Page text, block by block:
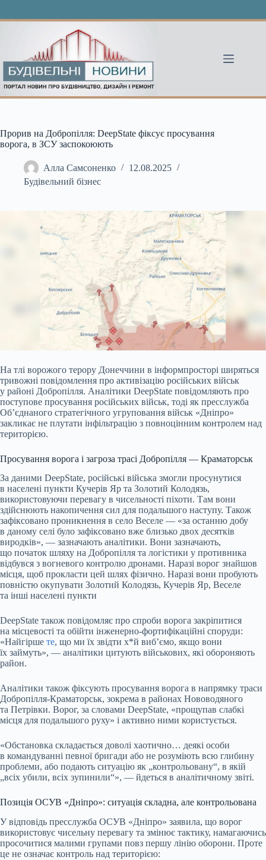
Прорив на Добропілля: DeepState фіксує просування
ворога, в ЗСУ заспокоюють
Алла Самсоненко
12.08.2025
Будівельний бізнес
На тлі ворожого терору Донеччини в інформпросторі ширяться
тривожні повідомлення про активізацію російських військ
у районі Добропілля. Аналітики DeepState повідомляють про
поступове просування російських військ, тоді як пресслужба
Об’єднаного стратегічного угруповання військ «Дніпро»
закликає не плутати інфільтрацію з повноцінним контролем над
територією.
Просування ворога і загроза трасі Добропілля — Краматорськ
За даними DeepState, російські війська змогли просунутися
в населені пункти Кучерів Яр та Золотий Колодязь,
використовуючи перевагу в чисельності піхоти. Там вони
здійснюють накопичення сил для подальшого наступу. Також
зафіксовано проникнення в село Веселе — «за останню добу
в даному селі було зафіксовано вже близько двох десятків
виродків», — зазначають аналітики. Вони зазначають,
що початок шляху на Добропілля та логістики у противника
відбувся з вогневого контролю дронами. Наразі ворог знайшов
місця, щоб прокласти цей шлях фізично. Наразі вони пробують
повністю окупувати Золотий Колодязь, Кучерів Яр, Веселе
та інші населені пункти
DeepState також повідомляє про спроби ворога закріпитися
на місцевості та обійти інженерно-фортифікаційні споруди:
«Найгірше те, що ми їх звідти х*й виб’ємо, якщо вони
їх займуть», — аналітики цитують військових, які обороняють
район.
Аналітики також фіксують просування ворога в напрямку траси
Добропілля-Краматорськ, зокрема в районах Нововодяного
та Петрівки. Ворог, за словами DeepState, «прощупав слабкі
місця для подальшого руху» і активно ними користується.
«Обстановка складається доволі хаотично… деякі особи
в командуванні певної бригади або не розуміють всю глибину
проблеми, або подають ситуацію як „контрольовану“, в якій
„всіх убили, всіх зупинили“», — йдеться в аналітичному звіті.
Позиція ОСУВ «Дніпро»: ситуація складна, але контрольована
У відповідь пресслужба ОСУВ «Дніпро» заявила, що ворог
використовує чисельну перевагу та змінює тактику, намагаючись
просочитися малими групами повз першу лінію оборони. Проте
це не означає контроль над територією: